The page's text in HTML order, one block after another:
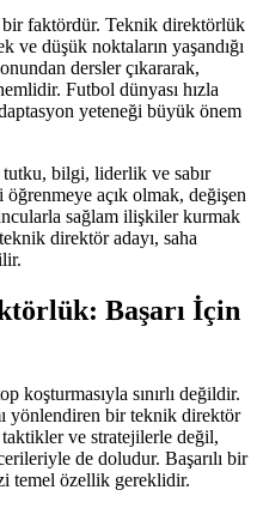
bir faktördür. Teknik direktörlük
ve düşük noktaların yaşandığı
dersler çıkararak,
Futbol dünyası hızla
yeteneği büyük önem
bilgi, liderlik ve sabır
açık olmak, değişen
sağlam ilişkiler kurmak
direktör adayı, saha
Başarı İçin
koşturmasıyla sınırlı değildir.
yönlendiren bir teknik direktör
ve stratejilerle değil,
de doludur. Başarılı bir
temel özellik gereklidir.